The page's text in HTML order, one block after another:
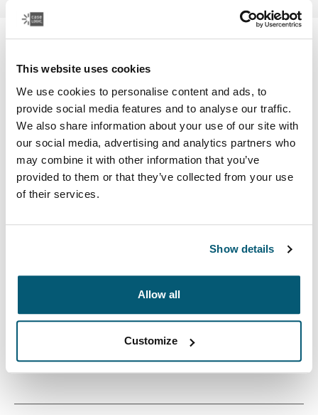
This website uses cookies
We use cookies to personalise content and ads, to
provide social media features and to analyse our traffic.
We also share information about your use of our site with
our social media, advertising and analytics partners who
may combine it with other information that you’ve
provided to them or that they’ve collected from your use
of their services.
Show details
Allow all
Customize
Case Logic Laptop Backpack
€ 59,99
Kleur
Case Logic 16" Laptop Backpack Zwart (selected)
gebruiksgemak in het achterhoofd en heeft een unieke
stijl die geschikt is voor de actieve professional of
iemand die in de herfst weer naar school gaat.